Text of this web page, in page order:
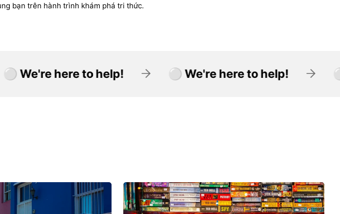
bạn trên hành trình khám phá tri thức.
help! ⚪ We're here to help! ⚪ We're here to